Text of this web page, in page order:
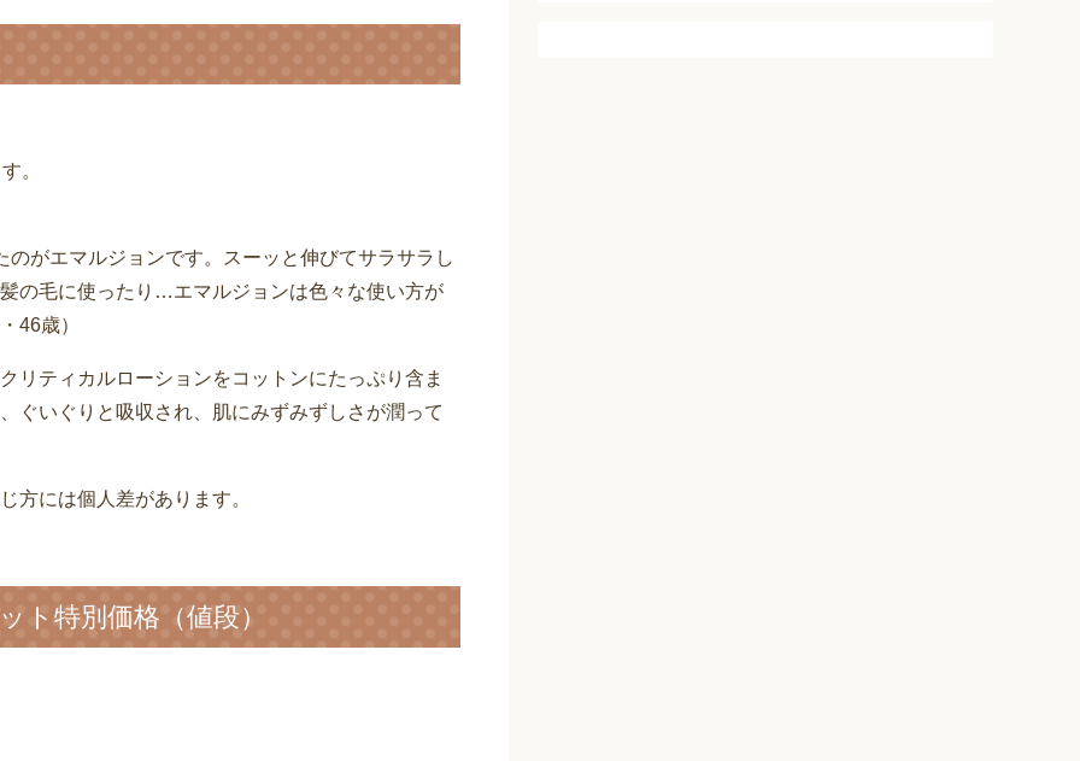
。
がエマルジョンです。スーッと伸びてサラサラし
の毛に使ったり…エマルジョンは色々な使い方が
46歳）
リティカルローションをコットンにたっぷり含ま
ぐいぐりと吸収され、肌にみずみずしさが潤って
方には個人差があります。
ト特別価格（値段）